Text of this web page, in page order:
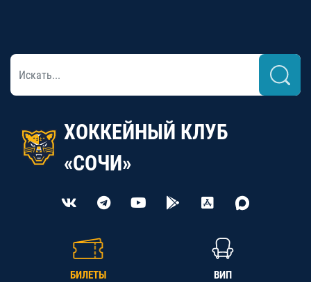
ХОККЕЙНЫЙ КЛУБ
«СОЧИ»
БИЛЕТЫ ВИП